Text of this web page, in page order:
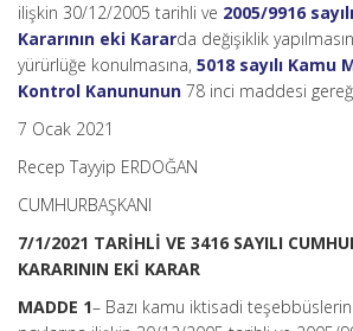
ilişkin 30/12/2005 tarihli ve 2005/9916
Kararının eki Kararda değişiklik
yürürlüğe konulmasına, 5018 sayılı Kamu
Kontrol Kanununun 78 inci maddesi
7 Ocak 2021
Recep Tayyip ERDOĞAN
CUMHURBAŞKANI
7/1/2021 TARİHLİ VE 3416 SAYILI
KARARININ EKİ KARAR
MADDE 1– Bazı kamu iktisadi